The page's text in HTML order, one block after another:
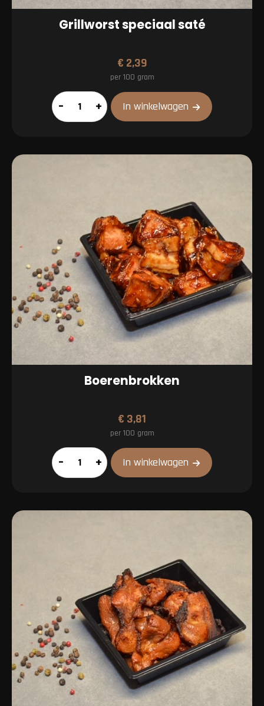
Grillworst speciaal saté
€ 2,39
per 100 gram
Grillworst
speciaal
aantal
– + In winkelwagen
Boerenbrokken
€ 3,81
per 100 gram
Boerenbrokken
aantal
– + In winkelwagen